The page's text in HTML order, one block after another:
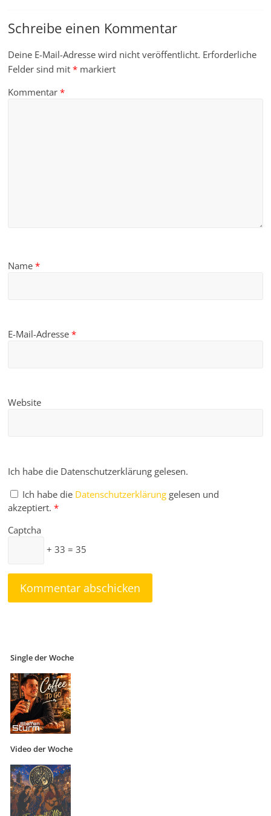
Schreibe einen Kommentar
Deine E-Mail-Adresse wird nicht veröffentlicht. Erforderliche
Felder sind mit* markiert
Kommentar*
Name*
E-Mail-Adresse*
Website
Ich habe die Datenschutzerklärung gelesen.
Ich habe die Datenschutzerklärung gelesen und
akzeptiert. *
Captcha
+ 33 = 35
Single der Woche
Video der Woche